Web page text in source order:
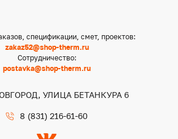
спецификации, смет, проектов:
zakaz52@shop-therm.ru
Сотрудничество:
postavka@shop-therm.ru
УЛИЦА БЕТАНКУРА 6
8 (831) 216-61-60